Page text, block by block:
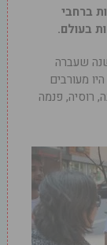
ברחבי
וב-15 באפריל בעולם. בשנה שעברה
היו מעורבים
רוסיה, פנמה